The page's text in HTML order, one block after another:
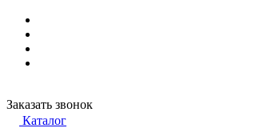
Заказать звонок
Каталог